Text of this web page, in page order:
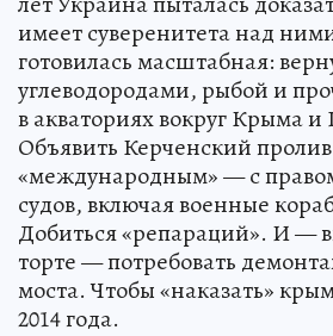
имеет суверенитета над
готовилась масштабная:
углеводородами, рыбой и
в акваториях вокруг Крыма и
Объявить Керченский пролив
«международным» — с
судов, включая военные
Добиться «репараций». И —
торте — потребовать
моста. Чтобы «наказать»
2014 года.